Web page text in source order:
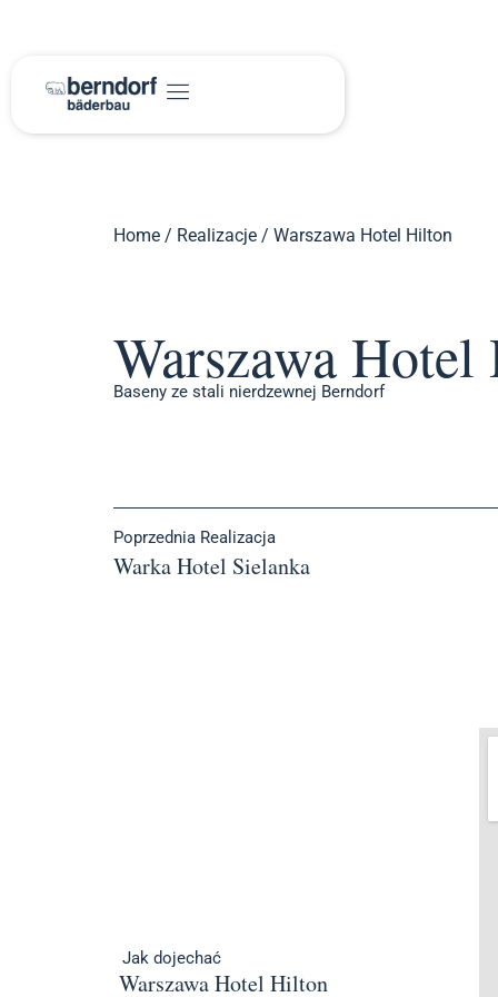
Home / Realizacje / Warszawa Hotel Hilton
Warszawa
Baseny ze stali nierdzewnej Berndorf
Poprzednia Realizacja
Warka Hotel Sielanka
Warszawa Hotel Hilton
Jak dojechać